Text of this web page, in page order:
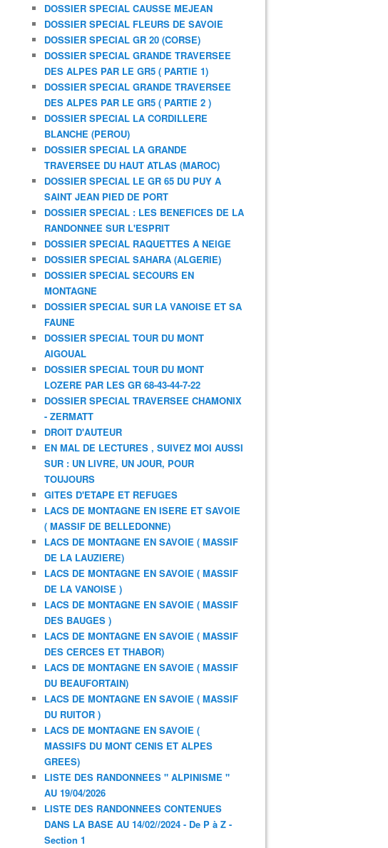
DOSSIER SPECIAL CAUSSE MEJEAN
DOSSIER SPECIAL FLEURS DE SAVOIE
DOSSIER SPECIAL GR 20 (CORSE)
DOSSIER SPECIAL GRANDE TRAVERSEE
DES ALPES PAR LE GR5 ( PARTIE 1)
DOSSIER SPECIAL GRANDE TRAVERSEE
DES ALPES PAR LE GR5 ( PARTIE 2 )
DOSSIER SPECIAL LA CORDILLERE
BLANCHE (PEROU)
DOSSIER SPECIAL LA GRANDE
TRAVERSEE DU HAUT ATLAS (MAROC)
DOSSIER SPECIAL LE GR 65 DU PUY A
SAINT JEAN PIED DE PORT
DOSSIER SPECIAL : LES BENEFICES DE LA
RANDONNEE SUR L'ESPRIT
DOSSIER SPECIAL RAQUETTES A NEIGE
DOSSIER SPECIAL SAHARA (ALGERIE)
DOSSIER SPECIAL SECOURS EN
MONTAGNE
DOSSIER SPECIAL SUR LA VANOISE ET SA
FAUNE
DOSSIER SPECIAL TOUR DU MONT
AIGOUAL
DOSSIER SPECIAL TOUR DU MONT
LOZERE PAR LES GR 68-43-44-7-22
DOSSIER SPECIAL TRAVERSEE CHAMONIX
- ZERMATT
DROIT D'AUTEUR
EN MAL DE LECTURES , SUIVEZ MOI AUSSI
SUR : UN LIVRE, UN JOUR, POUR
TOUJOURS
GITES D'ETAPE ET REFUGES
LACS DE MONTAGNE EN ISERE ET SAVOIE
( MASSIF DE BELLEDONNE)
LACS DE MONTAGNE EN SAVOIE ( MASSIF
DE LA LAUZIERE)
LACS DE MONTAGNE EN SAVOIE ( MASSIF
DE LA VANOISE )
LACS DE MONTAGNE EN SAVOIE ( MASSIF
DES BAUGES )
LACS DE MONTAGNE EN SAVOIE ( MASSIF
DES CERCES ET THABOR)
LACS DE MONTAGNE EN SAVOIE ( MASSIF
DU BEAUFORTAIN)
LACS DE MONTAGNE EN SAVOIE ( MASSIF
DU RUITOR )
LACS DE MONTAGNE EN SAVOIE (
MASSIFS DU MONT CENIS ET ALPES
GREES)
LISTE DES RANDONNEES " ALPINISME "
AU 19/04/2026
LISTE DES RANDONNEES CONTENUES
DANS LA BASE AU 14/02//2024 - De P à Z -
Section 1